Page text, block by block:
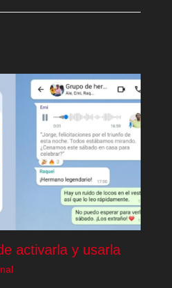
activarla y usarla